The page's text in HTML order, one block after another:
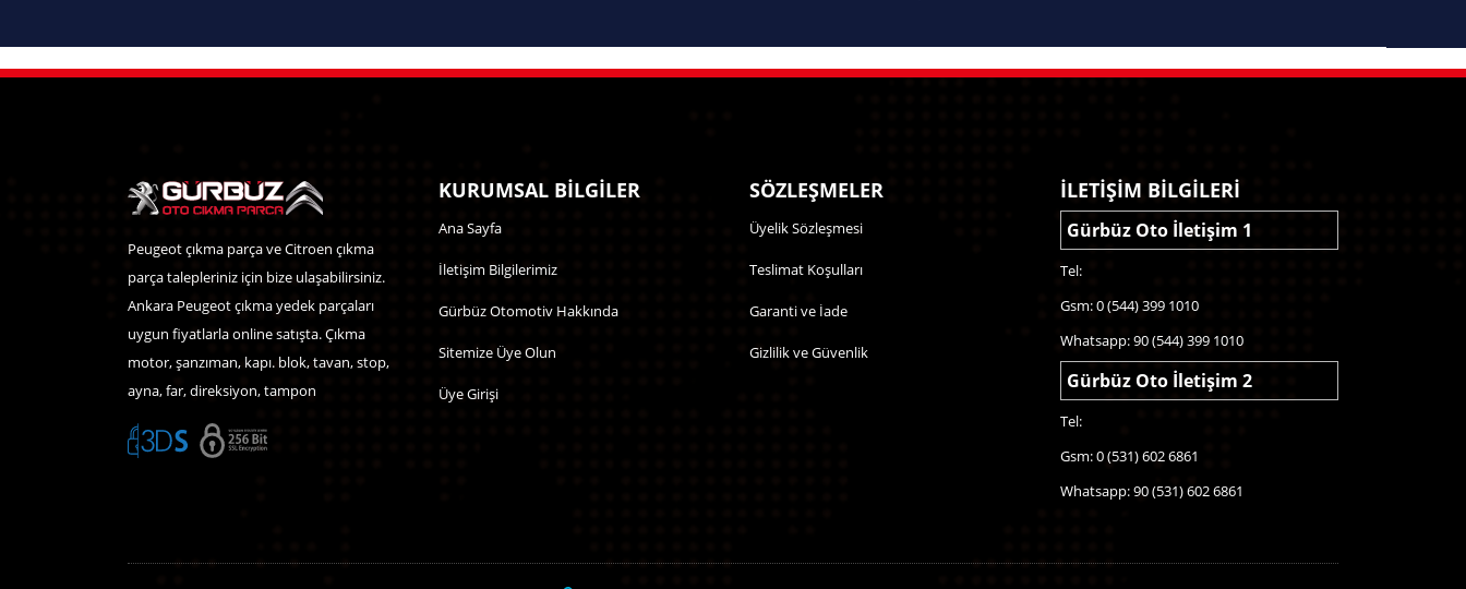
Peugeot çıkma parça ve Citroen çıkma
parça talepleriniz için bize ulaşabilirsiniz.
Ankara Peugeot çıkma yedek parçaları
uygun fiyatlarla online satışta. Çıkma
motor, şanzıman, kapı. blok, tavan, stop,
ayna, far, direksiyon, tampon
KURUMSAL BİLGİLER
Ana Sayfa
İletişim Bilgilerimiz
Gürbüz Otomotiv Hakkında
Sitemize Üye Olun
Üye Girişi
SÖZLEŞMELER
Üyelik Sözleşmesi
Teslimat Koşulları
Garanti ve İade
Gizlilik ve Güvenlik
İLETİŞİM BİLGİLERİ
Gürbüz Oto İletişim 1
Tel:
Gsm: 0 (544) 399 1010
Whatsapp: 90 (544) 399 1010
Gürbüz Oto İletişim 2
Tel:
Gsm: 0 (531) 602 6861
Whatsapp: 90 (531) 602 6861